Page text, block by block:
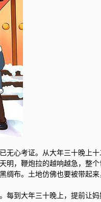
无心考证。从大年三十晚上
明，鞭炮拉的越响越急，整
布。土地仿佛也要被带起来
每到大年三十晚上，提前让